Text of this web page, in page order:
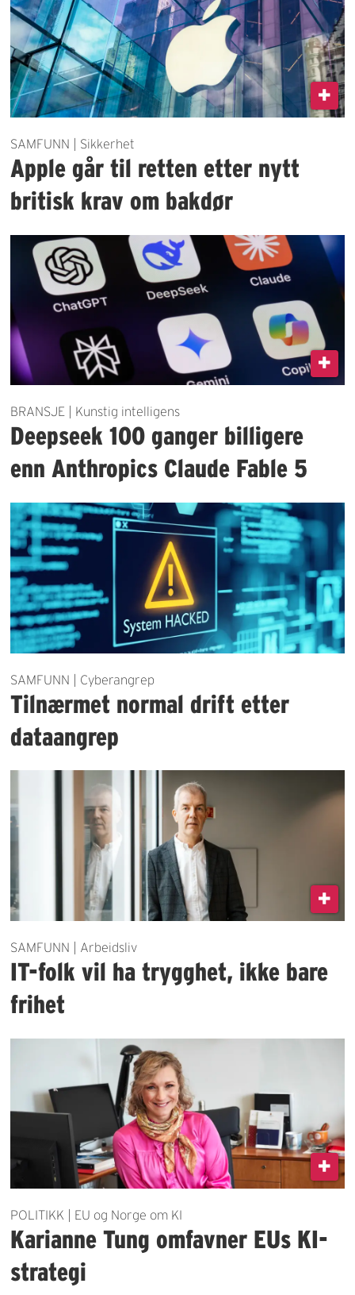
SAMFUNN | Sikkerhet
Apple går til retten etter nytt
britisk krav om bakdør
BRANSJE | Kunstig intelligens
Deepseek 100 ganger billigere
enn Anthropics Claude Fable 5
SAMFUNN | Cyberangrep
Tilnærmet normal drift etter
dataangrep
SAMFUNN | Arbeidsliv
IT-folk vil ha trygghet, ikke bare
frihet
POLITIKK | EU og Norge om KI
Karianne Tung omfavner EUs KI-
strategi